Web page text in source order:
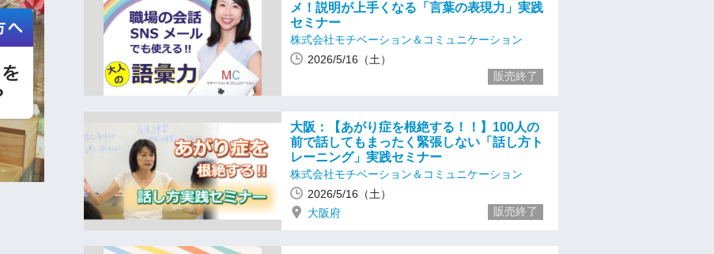
メ！説明が上手くなる「言葉の表現力」実践
セミナー
株式会社モチベーション＆コミュニケーション
2026/5/16（土）
販売終了
大阪：【あがり症を根絶する！！】100人の
前で話してもまったく緊張しない「話し方ト
レーニング」実践セミナー
株式会社モチベーション＆コミュニケーション
2026/5/16（土）
大阪府
販売終了